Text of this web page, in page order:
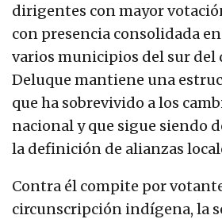
dirigentes con mayor
con presencia consolidada
varios municipios del sur del
Deluque mantiene una
que ha sobrevivido a los
nacional y que sigue siendo
la definición de alianzas
Contra él compite por
circunscripción indígena, la